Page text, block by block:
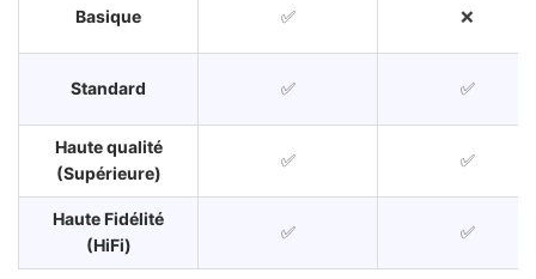
Basique ✅ ❌
Standard ✅ ✅
Haute qualité
(Supérieure)
✅ ✅
Haute Fidélité
(HiFi)
✅ ✅